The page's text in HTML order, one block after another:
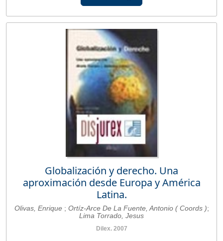
Globalización y derecho. Una
aproximación desde Europa y América
Latina.
Olivas, Enrique ; Ortíz-Arce De La Fuente, Antonio ( Coords );
Lima Torrado, Jesus
Dilex. 2007